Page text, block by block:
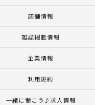
店舗情報
雑誌掲載情報
企業情報
利用規約
一緒に働こう♪求人情報